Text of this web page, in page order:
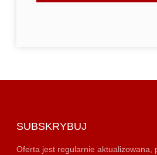
SUBSKRYBUJ
Oferta jest regularnie aktualizowana,